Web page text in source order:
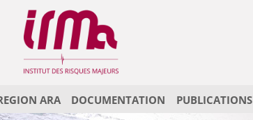
ARA DOCUMENTATION PUBLICATIONS